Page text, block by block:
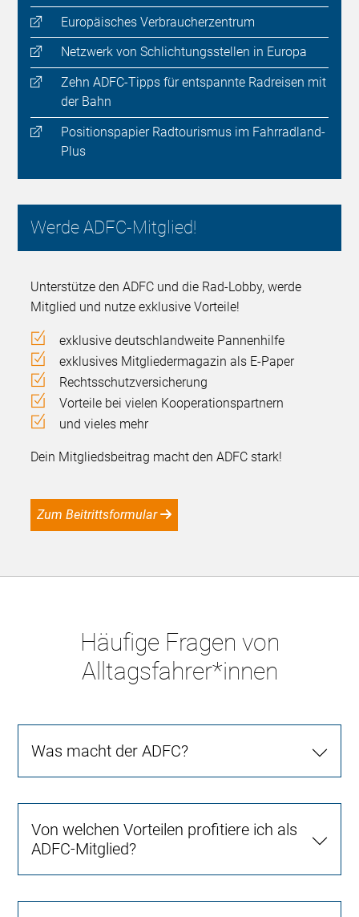
Europäisches Verbraucherzentrum
Netzwerk von Schlichtungsstellen in Europa
Zehn ADFC-Tipps für entspannte Radreisen mit
der Bahn
Positionspapier Radtourismus im Fahrradland-
Plus
Werde ADFC-Mitglied!
Unterstütze den ADFC und die Rad-Lobby, werde
Mitglied und nutze exklusive Vorteile!
exklusive deutschlandweite Pannenhilfe
exklusives Mitgliedermagazin als E-Paper
Rechtsschutzversicherung
Vorteile bei vielen Kooperationspartnern
und vieles mehr
Dein Mitgliedsbeitrag macht den ADFC stark!
Zum Beitrittsformular
Häufige Fragen von
Alltagsfahrer*innen
Was macht der ADFC?
Von welchen Vorteilen profitiere ich als
ADFC-Mitglied?